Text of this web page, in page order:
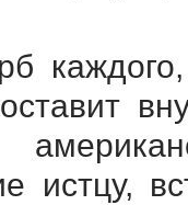
истцу,